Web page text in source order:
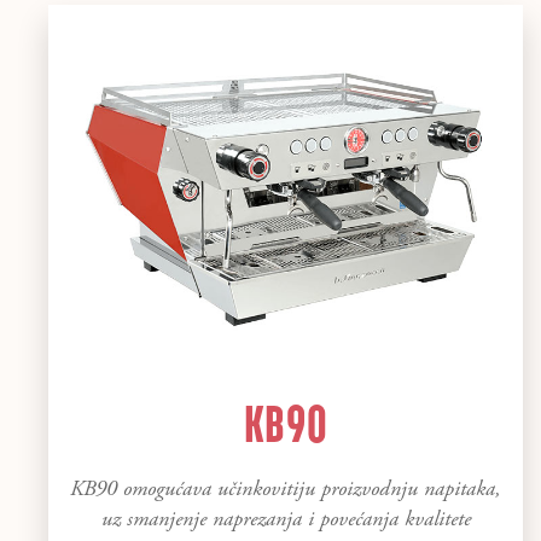
KB90
KB90 omogućava učinkovitiju proizvodnju napitaka,
uz smanjenje naprezanja i povećanja kvalitete